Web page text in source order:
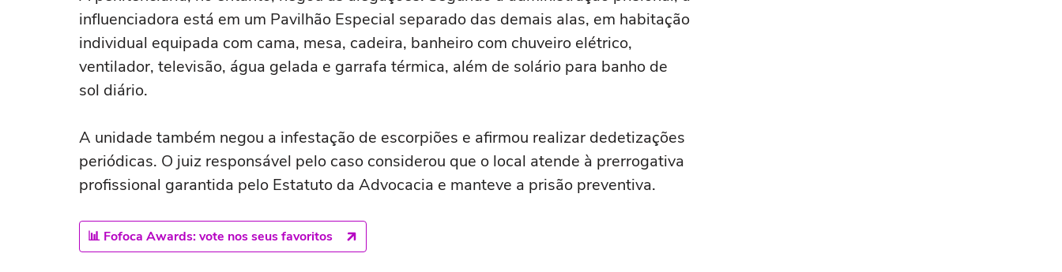
influenciadora está em um Pavilhão Especial separado das demais alas, em habitação
individual equipada com cama, mesa, cadeira, banheiro com chuveiro elétrico,
ventilador, televisão, água gelada e garrafa térmica, além de solário para banho de
sol diário.
A unidade também negou a infestação de escorpiões e afirmou realizar dedetizações
periódicas. O juiz responsável pelo caso considerou que o local atende à prerrogativa
profissional garantida pelo Estatuto da Advocacia e manteve a prisão preventiva.
📊 Fofoca Awards: vote nos seus favoritos